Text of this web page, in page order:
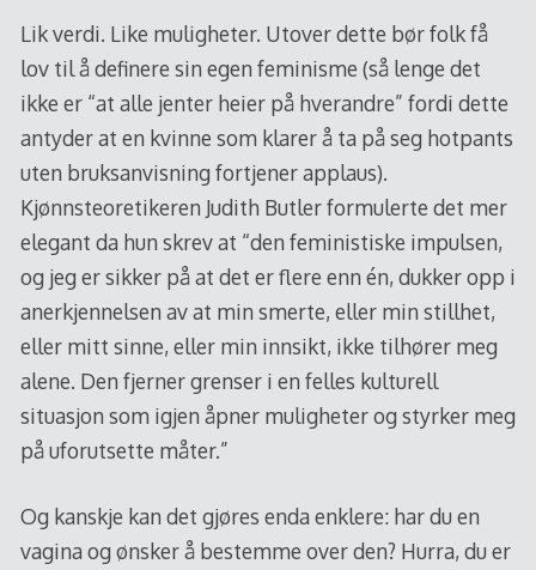
Lik verdi. Like muligheter. Utover dette bør folk få
lov til å definere sin egen feminisme (så lenge det
ikke er “at alle jenter heier på hverandre” fordi dette
antyder at en kvinne som klarer å ta på seg hotpants
uten bruksanvisning fortjener applaus).
Kjønnsteoretikeren Judith Butler formulerte det mer
elegant da hun skrev at “den feministiske impulsen,
og jeg er sikker på at det er flere enn én, dukker opp i
anerkjennelsen av at min smerte, eller min stillhet,
eller mitt sinne, eller min innsikt, ikke tilhører meg
alene. Den fjerner grenser i en felles kulturell
situasjon som igjen åpner muligheter og styrker meg
på uforutsette måter.”
Og kanskje kan det gjøres enda enklere: har du en
vagina og ønsker å bestemme over den? Hurra, du er